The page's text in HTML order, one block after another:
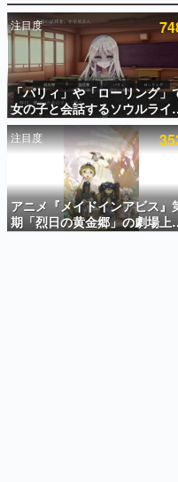
電ファミのいま読まれてい
アプリセール情報
インタビュー
連載・特集一
殿堂入り記事
SNS拡散数が数
ど。多くの人々
事をまとめました
注目度
「パリィ」や「ローリング」
女の子と会話するソウルライ
恋愛ゲーム『小早川さんはソ
ルライク』無料公開。返事に
敗すると「YOU DIED」
注目度
アニメ『メイドインアビス』
期「烈日の黄金郷」の劇場上
が決定！レグ役・伊瀬茉莉也